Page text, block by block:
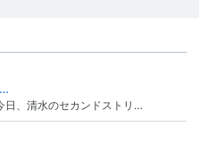
、清水のセカンドストリ…